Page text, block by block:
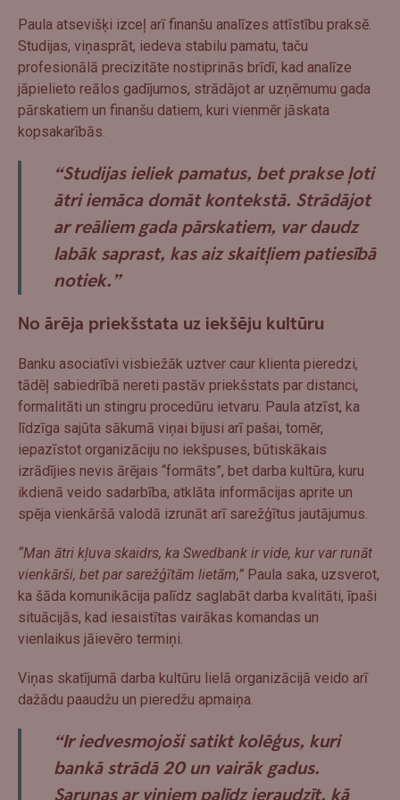
Paula atsevišķi izceļ arī finanšu analīzes attīstību praksē.
Studijas, viņasprāt, iedeva stabilu pamatu, taču
profesionālā precizitāte nostiprinās brīdī, kad analīze
jāpielieto reālos gadījumos, strādājot ar uzņēmumu gada
pārskatiem un finanšu datiem, kuri vienmēr jāskata
kopsakarībās.
“Studijas ieliek pamatus, bet prakse ļoti
ātri iemāca domāt kontekstā. Strādājot
ar reāliem gada pārskatiem, var daudz
labāk saprast, kas aiz skaitļiem patiesībā
notiek.”
No ārēja priekšstata uz iekšēju kultūru
Banku asociatīvi visbiežāk uztver caur klienta pieredzi,
tādēļ sabiedrībā nereti pastāv priekšstats par distanci,
formalitāti un stingru procedūru ietvaru. Paula atzīst, ka
līdzīga sajūta sākumā viņai bijusi arī pašai, tomēr,
iepazīstot organizāciju no iekšpuses, būtiskākais
izrādījies nevis ārējais “formāts”, bet darba kultūra, kuru
ikdienā veido sadarbība, atklāta informācijas aprite un
spēja vienkāršā valodā izrunāt arī sarežģītus jautājumus.
“Man ātri kļuva skaidrs, ka Swedbank ir vide, kur var runāt
vienkārši, bet par sarežģītām lietām,” Paula saka, uzsverot,
ka šāda komunikācija palīdz saglabāt darba kvalitāti, īpaši
situācijās, kad iesaistītas vairākas komandas un
vienlaikus jāievēro termiņi.
Viņas skatījumā darba kultūru lielā organizācijā veido arī
dažādu paaudžu un pieredžu apmaiņa.
“Ir iedvesmojoši satikt kolēģus, kuri
bankā strādā 20 un vairāk gadus.